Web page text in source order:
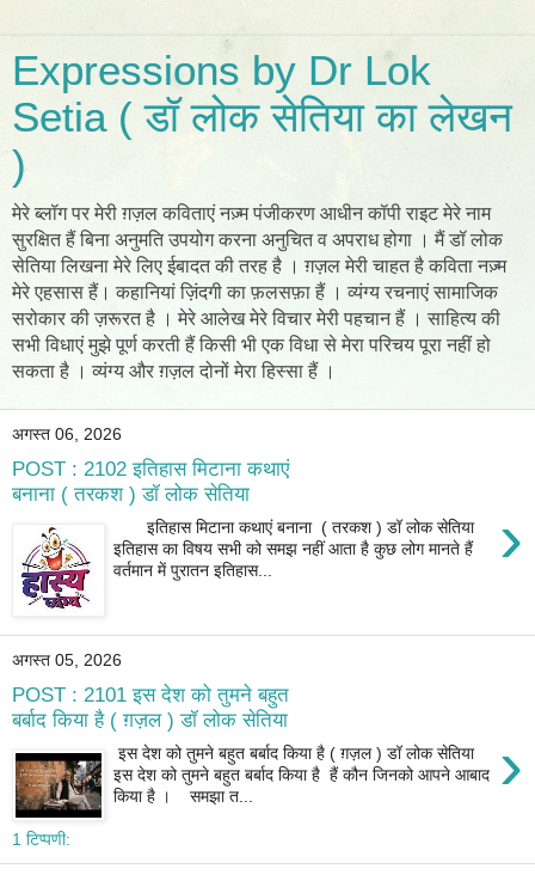
Expressions by Dr Lok
Setia ( डॉ लोक सेतिया का लेखन
)
मेरे ब्लॉग पर मेरी ग़ज़ल कविताएं नज़्म पंजीकरण आधीन कॉपी राइट मेरे नाम
सुरक्षित हैं बिना अनुमति उपयोग करना अनुचित व अपराध होगा । मैं डॉ लोक
सेतिया लिखना मेरे लिए ईबादत की तरह है । ग़ज़ल मेरी चाहत है कविता नज़्म
मेरे एहसास हैं। कहानियां ज़िंदगी का फ़लसफ़ा हैं । व्यंग्य रचनाएं सामाजिक
सरोकार की ज़रूरत है । मेरे आलेख मेरे विचार मेरी पहचान हैं । साहित्य की
सभी विधाएं मुझे पूर्ण करती हैं किसी भी एक विधा से मेरा परिचय पूरा नहीं हो
सकता है । व्यंग्य और ग़ज़ल दोनों मेरा हिस्सा हैं ।
अगस्त 06, 2026
POST : 2102 इतिहास मिटाना कथाएं
बनाना ( तरकश ) डॉ लोक सेतिया
›
इतिहास मिटाना कथाएं बनाना ( तरकश ) डॉ लोक सेतिया
इतिहास का विषय सभी को समझ नहीं आता है कुछ लोग मानते हैं
वर्तमान में पुरातन इतिहास...
अगस्त 05, 2026
POST : 2101 इस देश को तुमने बहुत
बर्बाद किया है ( ग़ज़ल ) डॉ लोक सेतिया
›
इस देश को तुमने बहुत बर्बाद किया है ( ग़ज़ल ) डॉ लोक सेतिया
इस देश को तुमने बहुत बर्बाद किया है हैं कौन जिनको आपने आबाद
किया है । समझा त...
1 टिप्पणी: